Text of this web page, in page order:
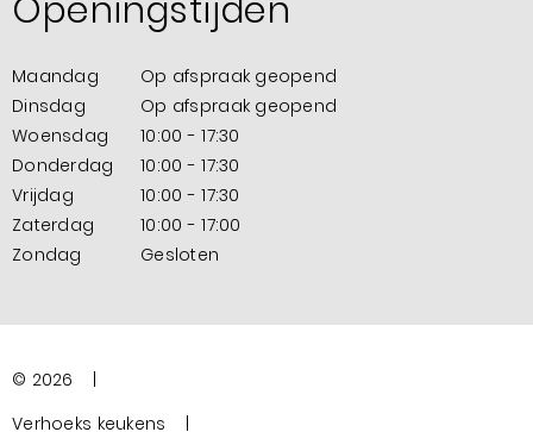
Openingstijden
Maandag
Op afspraak geopend
Dinsdag
Op afspraak geopend
Woensdag
10:00 - 17:30
Donderdag
10:00 - 17:30
Vrijdag
10:00 - 17:30
Zaterdag
10:00 - 17:00
Zondag
Gesloten
© 2026
Verhoeks keukens